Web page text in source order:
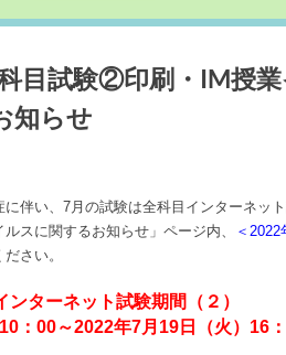
Toggle
sub-
menu
sub-
menu
Toggle
sub-
目試験②印刷・IM授
知らせ
伴い、7月の試験は全科目インターネッ
スに関するお知らせ」ページ内、
＜
さい。
ターネット試験期間（２）
：00～2022年7月19日（火）16